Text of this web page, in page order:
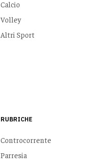
Calcio
Volley
Altri Sport
RUBRICHE
Controcorrente
Parresia